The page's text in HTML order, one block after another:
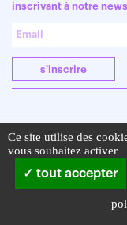
inscrivant à notre
s'inscrire
Ce site utilise des
vous souhaitez activer
tout accepter